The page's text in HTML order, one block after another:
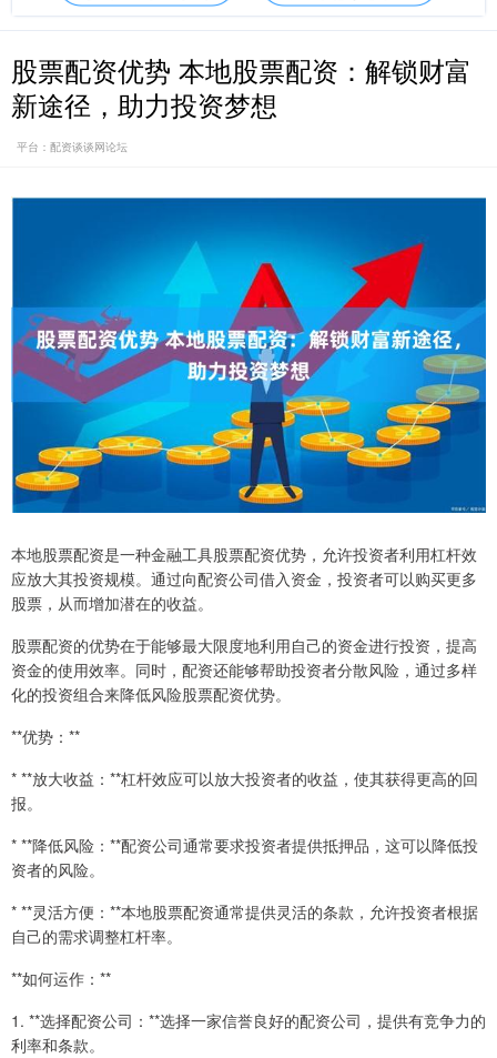
股票配资优势 本地股票配资：解锁财富
新途径，助力投资梦想
平台：配资谈谈网论坛
本地股票配资是一种金融工具股票配资优势，允许投资者利用杠杆效
应放大其投资规模。通过向配资公司借入资金，投资者可以购买更多
股票，从而增加潜在的收益。
股票配资的优势在于能够最大限度地利用自己的资金进行投资，提高
资金的使用效率。同时，配资还能够帮助投资者分散风险，通过多样
化的投资组合来降低风险股票配资优势。
**优势：**
* **放大收益：**杠杆效应可以放大投资者的收益，使其获得更高的回
报。
* **降低风险：**配资公司通常要求投资者提供抵押品，这可以降低投
资者的风险。
* **灵活方便：**本地股票配资通常提供灵活的条款，允许投资者根据
自己的需求调整杠杆率。
**如何运作：**
1. **选择配资公司：**选择一家信誉良好的配资公司，提供有竞争力的
利率和条款。